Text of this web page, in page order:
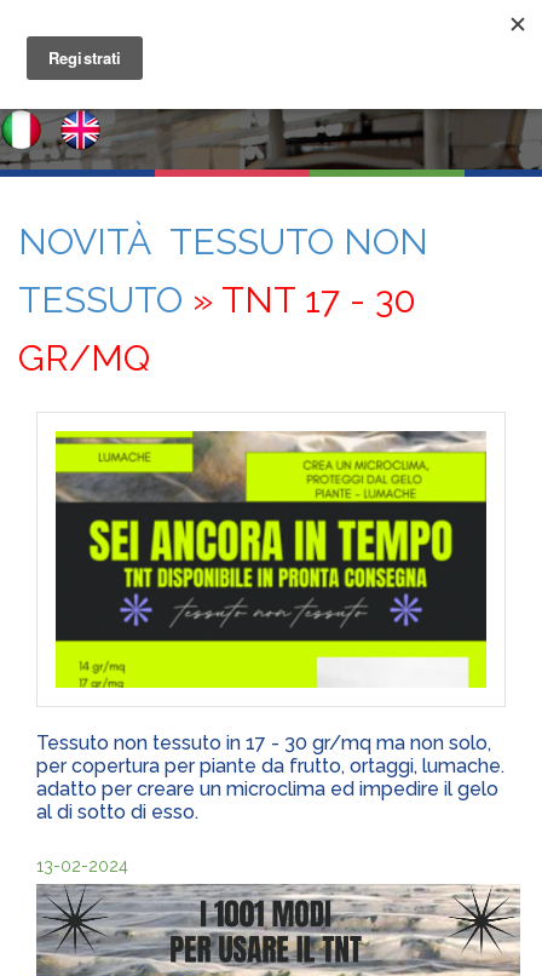
NOVITÀ TESSUTO NON
TESSUTO » TNT 17 - 30
GR/MQ
Tessuto non tessuto in 17 - 30 gr/mq ma non solo,
per copertura per piante da frutto, ortaggi, lumache.
adatto per creare un microclima ed impedire il gelo
al di sotto di esso.
13-02-2024